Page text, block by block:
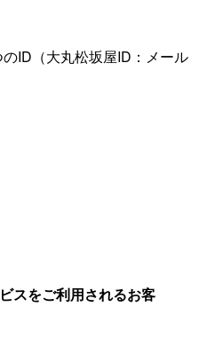
ID（大丸松坂屋ID：メール
スをご利用されるお客